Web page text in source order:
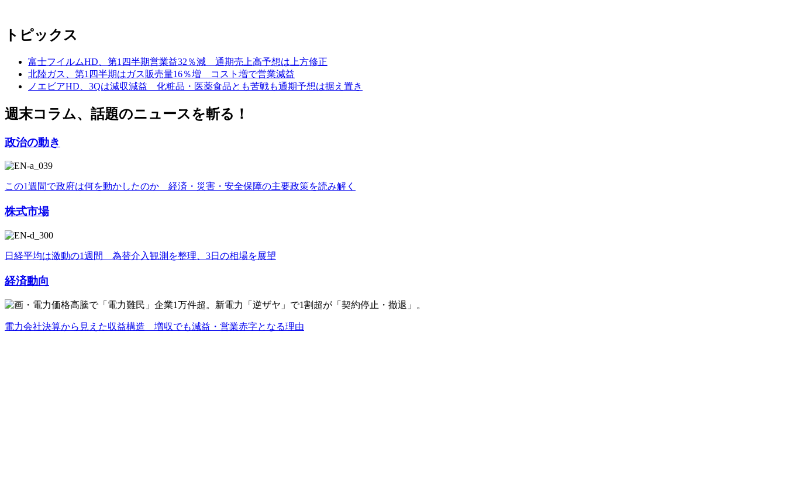
トピックス
富士フイルムHD、第1四半期営業益32％減 通期売上高予想は上方修正
北陸ガス、第1四半期はガス販売量16％増 コスト増で営業減益
ノエビアHD、3Qは減収減益 化粧品・医薬食品とも苦戦も通期予想は据え置き
週末コラム、話題のニュースを斬る！
政治の動き
この1週間で政府は何を動かしたのか 経済・災害・安全保障の主要政策を読み解く
株式市場
日経平均は激動の1週間 為替介入観測を整理、3日の相場を展望
経済動向
電力会社決算から見えた収益構造 増収でも減益・営業赤字となる理由